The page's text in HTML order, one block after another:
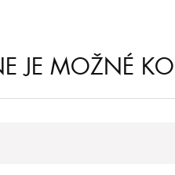
JE MOŽNÉ